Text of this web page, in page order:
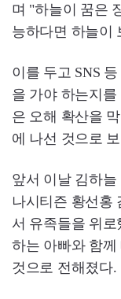
며 "하늘이 꿈은
능하다면 하늘이
이를 두고 SNS
을 가야 하는지
은 오해 확산을
에 나선 것으로
앞서 이날 김하
나시티즌 황선홍
서 유족들을 위
하는 아빠와 함
것으로 전해졌다.